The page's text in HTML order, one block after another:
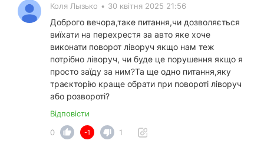
Коля Лызько • 30 квітня 2025 21:56
Доброго вечора,таке питання,чи дозволяється
виїхати на перехрестя за авто яке хоче
виконати поворот ліворуч якщо нам теж
потрібно ліворуч, чи буде це порушення якщо я
просто заїду за ним?Та ще одно питання,яку
траєкторію краще обрати при повороті ліворуч
або розвороті?
Відповісти
0
-1 1